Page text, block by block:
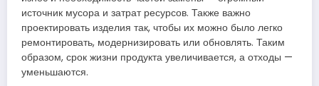
источник мусора и затрат ресурсов. Также важно
проектировать изделия так, чтобы их можно было легко
ремонтировать, модернизировать или обновлять. Таким
образом, срок жизни продукта увеличивается, а отходы —
уменьшаются.